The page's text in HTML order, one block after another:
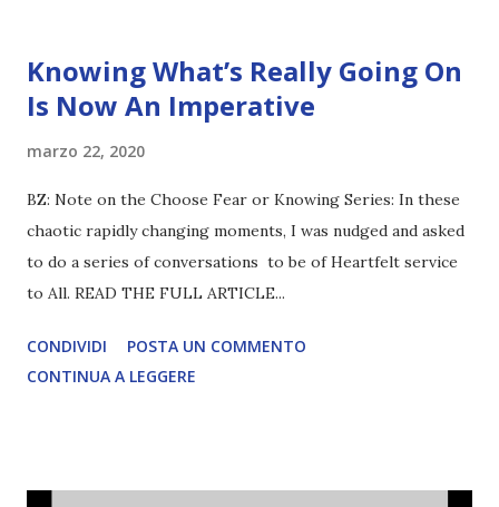
Knowing What’s Really Going On
Is Now An Imperative
marzo 22, 2020
BZ: Note on the Choose Fear or Knowing Series: In these
chaotic rapidly changing moments, I was nudged and asked
to do a series of conversations to be of Heartfelt service
to All. READ THE FULL ARTICLE...
CONDIVIDI
POSTA UN COMMENTO
CONTINUA A LEGGERE